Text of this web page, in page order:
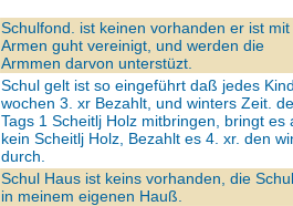
Schulfond. ist keinen vorhanden er ist
Armen guht vereinigt, und werden die
Armmen darvon unterstüzt.
Schul gelt ist so eingeführt daß jedes
wochen 3. xr Bezahlt, und winters Zeit.
Tags 1 Scheitlj Holz mitbringen, bringt es
kein Scheitlj Holz, Bezahlt es 4. xr. den
durch.
Schul Haus ist keins vorhanden, die
in meinem eigenen Hauß.